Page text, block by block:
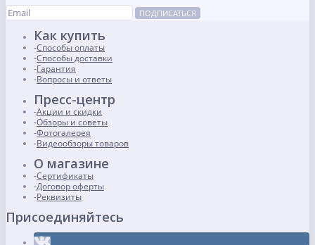
ПОДПИСАТЬСЯ
Как купить
Способы оплаты
Способы доставки
Гарантия
Вопросы и ответы
Пресс-центр
Акции и скидки
Обзоры и советы
Фотогалерея
Видеообзоры товаров
О магазине
Сертификаты
Договор оферты
Реквизиты
Присоединяйтесь